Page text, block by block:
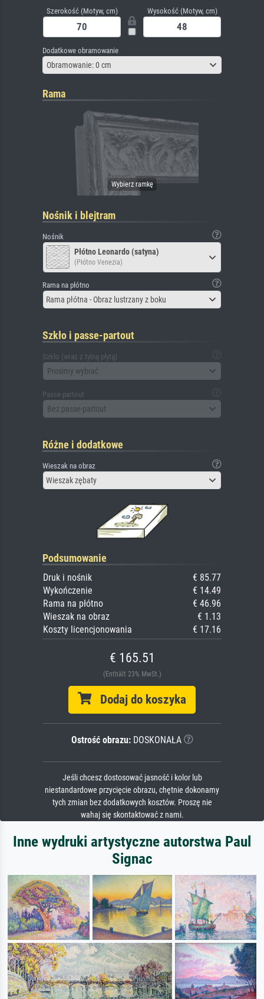
Szerokość (Motyw, cm) Wysokość (Motyw, cm)
Dodatkowe obramowanie
Obramowanie: 0 cm
Rama
Nośnik i blejtram
Nośnik
Płótno Leonardo (satyna)
(Płótno Venezia)
Rama na płótno
Rama płótna - Obraz lustrzany z boku
Szkło i passe-partout
Szkło (wraz z tylną płytą)
Prosimy wybrać
Passe-partout
Bez passe-partout
Różne i dodatkowe
Wieszak na obraz
Wieszak zębaty
Podsumowanie
Druk i nośnik
€ 85.77
Wykończenie
€ 14.49
Rama na płótno
€ 46.96
Wieszak na obraz
€ 1.13
Koszty licencjonowania
€ 17.16
€ 165.51
(Enthält 23% MwSt.)
Dodaj do koszyka
Ostrość obrazu:DOSKONAŁA
Jeśli chcesz dostosować jasność i kolor lub
niestandardowe przycięcie obrazu, chętnie dokonamy
tych zmian bez dodatkowych kosztów. Proszę nie
wahaj się skontaktować z nami.
Inne wydruki artystyczne autorstwa Paul
Signac